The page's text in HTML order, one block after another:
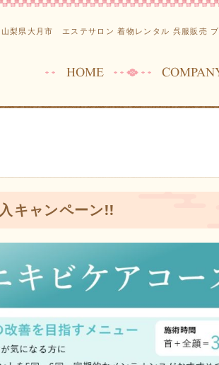
山梨県大月市 エステサロン 着物レンタル 呉服販売 ブ
キャンペーン!!